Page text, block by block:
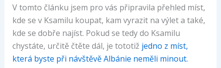
V tomto článku jsem pro vás připravila přehled míst,
kde se v Ksamilu koupat, kam vyrazit na výlet a také,
kde se dobře najíst. Pokud se tedy do Ksamilu
chystáte, určitě čtěte dál, je tototiž jedno z míst,
která byste při návštěvě Albánie neměli minout.